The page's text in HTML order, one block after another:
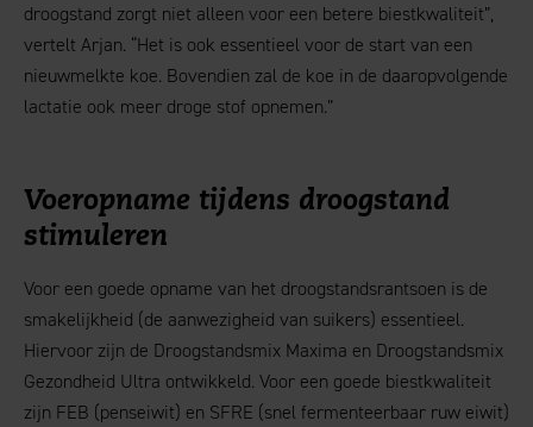
droogstand zorgt niet alleen voor een betere biestkwaliteit”,
vertelt Arjan. “Het is ook essentieel voor de start van een
nieuwmelkte koe. Bovendien zal de koe in de daaropvolgende
lactatie ook meer droge stof opnemen.”
Voeropname tijdens droogstand
stimuleren
Voor een goede opname van het droogstandsrantsoen is de
smakelijkheid (de aanwezigheid van suikers) essentieel.
Hiervoor zijn de Droogstandsmix Maxima en Droogstandsmix
Gezondheid Ultra ontwikkeld. Voor een goede biestkwaliteit
zijn FEB (penseiwit) en SFRE (snel fermenteerbaar ruw eiwit)